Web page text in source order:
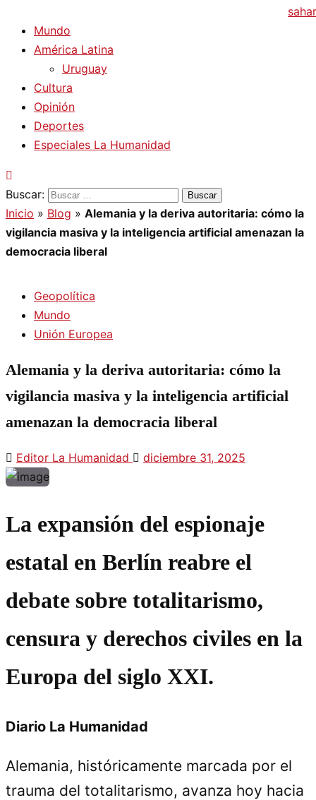
Mundo
América Latina
Uruguay
Cultura
Opinión
Deportes
Especiales La Humanidad
Buscar:
Inicio » Blog » Alemania y la deriva autoritaria: cómo la
vigilancia masiva y la inteligencia artificial amenazan la
democracia liberal
Geopolítica
Mundo
Unión Europea
Alemania y la deriva autoritaria: cómo la
vigilancia masiva y la inteligencia artificial
amenazan la democracia liberal
Editor La Humanidad diciembre 31, 2025
La expansión del espionaje
estatal en Berlín reabre el
debate sobre totalitarismo,
censura y derechos civiles en la
Europa del siglo XXI.
Diario La Humanidad
Alemania, históricamente marcada por el
trauma del totalitarismo, avanza hoy hacia